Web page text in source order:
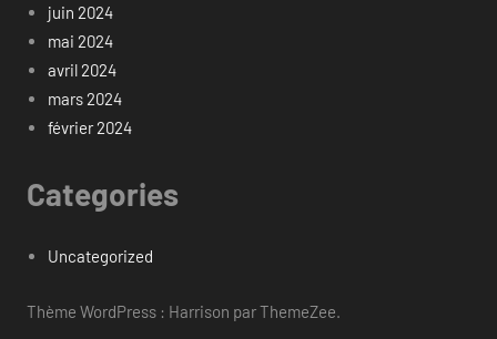
juin 2024
mai 2024
avril 2024
mars 2024
février 2024
Categories
Uncategorized
Thème WordPress : Harrison par ThemeZee.